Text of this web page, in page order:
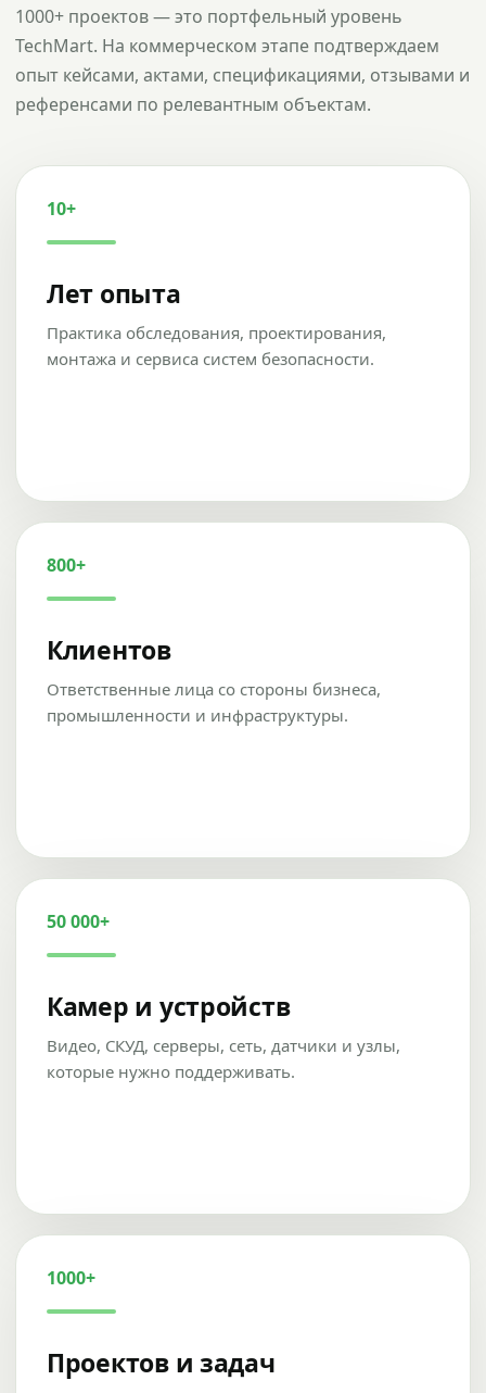
1000+ проектов — это портфельный уровень
TechMart. На коммерческом этапе подтверждаем
опыт кейсами, актами, спецификациями, отзывами и
референсами по релевантным объектам.
10+
Лет опыта
Практика обследования, проектирования,
монтажа и сервиса систем безопасности.
800+
Клиентов
Ответственные лица со стороны бизнеса,
промышленности и инфраструктуры.
50 000+
Камер и устройств
Видео, СКУД, серверы, сеть, датчики и узлы,
которые нужно поддерживать.
1000+
Проектов и задач